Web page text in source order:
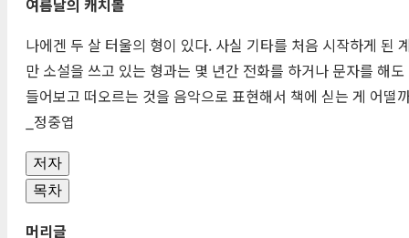
나에겐 두 살 터울의 형이 있다. 사실 기타를 처음 시작하게 된
만 소설을 쓰고 있는 형과는 몇 년간 전화를 하거나 문자를 해
들어보고 떠오르는 것을 음악으로 표현해서 책에 싣는 게 어
_정중엽
저자
목차
머리글